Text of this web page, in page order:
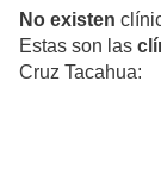
No existen
Estas son las
Cruz Tacahua: